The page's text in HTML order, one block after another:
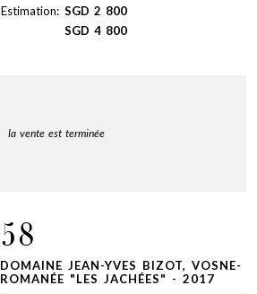
Estimation: SGD 2 800
SGD 4 800
la vente est terminée
58
DOMAINE JEAN-YVES BIZOT, VOSNE-
ROMANÉE "LES JACHÉES" - 2017